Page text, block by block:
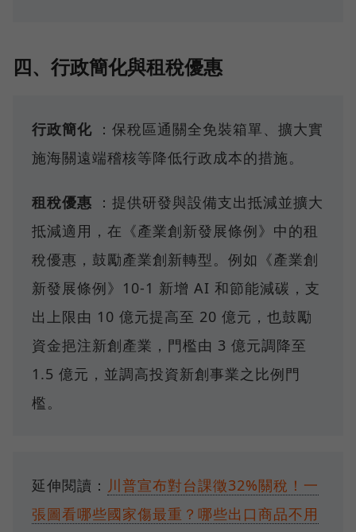
四、行政簡化與租稅優惠
行政簡化 ：保稅區通關全免裝箱單、擴大實
施海關遠端稽核等降低行政成本的措施。
租稅優惠 ：提供研發與設備支出抵減並擴大
抵減適用，在《產業創新發展條例》中的租
稅優惠，鼓勵產業創新轉型。例如《產業創
新發展條例》10-1 新增 AI 和節能減碳，支
出上限由 10 億元提高至 20 億元，也鼓勵
資金挹注新創產業，門檻由 3 億元調降至
1.5 億元，並調高投資新創事業之比例門
檻。
延伸閱讀： 川普宣布對台課徵32%關稅！一
張圖看哪些國家傷最重？哪些出口商品不用